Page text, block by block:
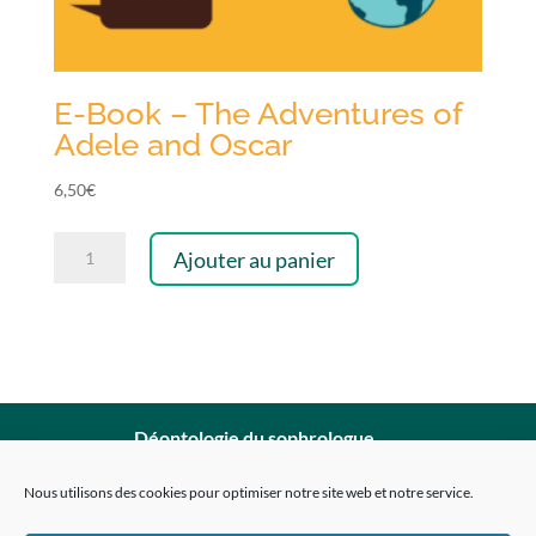
Nous utilisons des cookies pour optimiser notre site web et notre service.
E-Book – The Adventures of
Adele and Oscar
6,50€
quantité
of
Ajouter au panier
Déontologie du sophrologue
Politique de confidentialité